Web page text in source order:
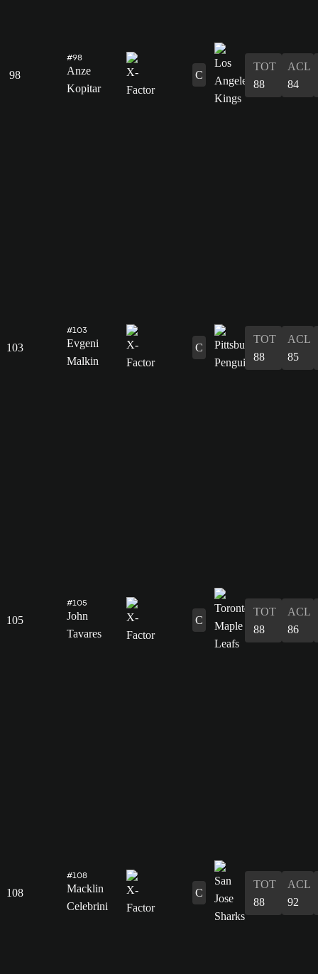
98
#98
Anze
Kopitar
C
TOT
88
ACL
84
103
#103
Evgeni
Malkin
C
TOT
88
ACL
85
105
#105
John
Tavares
C
TOT
88
ACL
86
108
#108
Macklin
Celebrini
C
TOT
88
ACL
92